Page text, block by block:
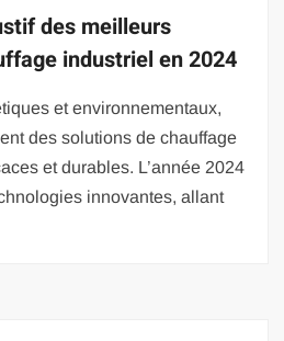
des meilleurs
industriel en 2024
et environnementaux,
des solutions de chauffage
et durables. L’année 2024
innovantes, allant